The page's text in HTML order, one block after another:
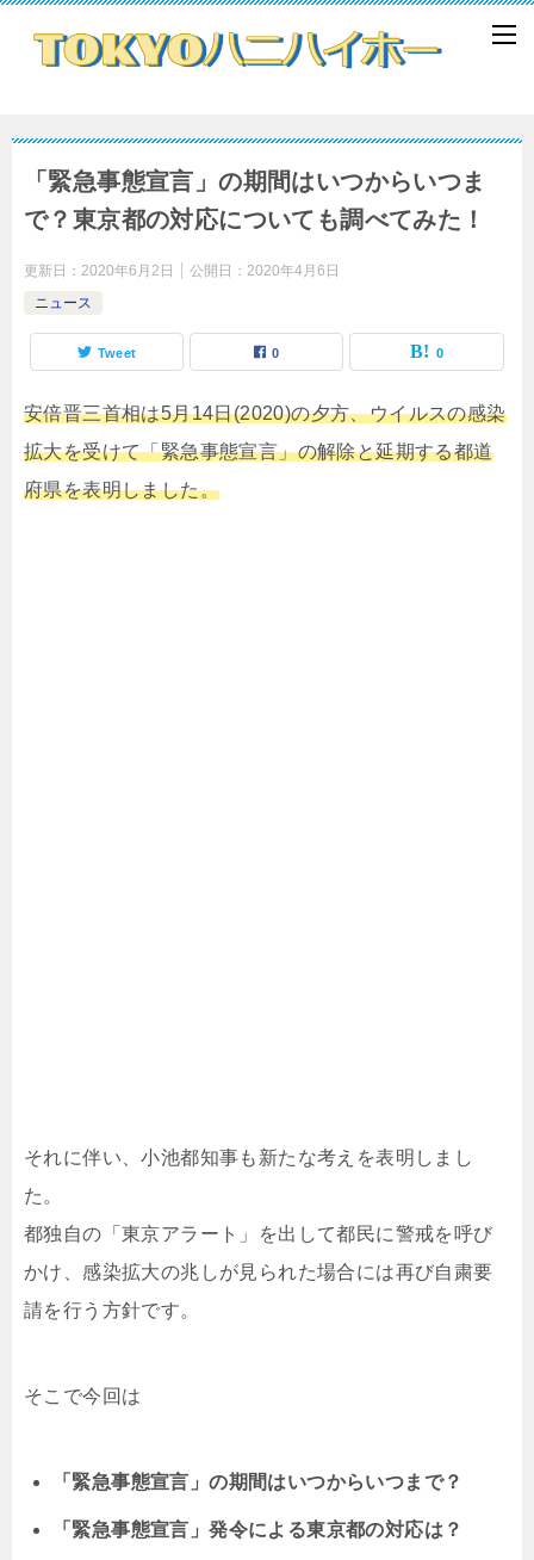
「緊急事態宣言」の期間はいつからいつま
で？東京都の対応についても調べてみた！
更新日： 2020年6月2日 公開日： 2020年4月6日
ニュース
Tweet 0 0
安倍晋三首相は5月14日(2020)の夕方、ウイルスの感染
拡大を受けて「緊急事態宣言」の解除と延期する都道
府県を表明しました。
それに伴い、小池都知事も新たな考えを表明しまし
た。
都独自の「東京アラート」を出して都民に警戒を呼び
かけ、感染拡大の兆しが見られた場合には再び自粛要
請を行う方針です。
そこで今回は
「緊急事態宣言」の期間はいつからいつまで？
「緊急事態宣言」発令による東京都の対応は？